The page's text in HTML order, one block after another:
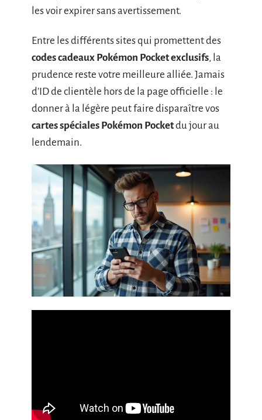
les voir expirer sans avertissement.
Entre les différents sites qui promettent des
codes cadeaux Pokémon Pocket exclusifs, la
prudence reste votre meilleure alliée. Jamais
d’ID de clientèle hors de la page officielle : le
donner à la légère peut faire disparaître vos
cartes spéciales Pokémon Pocketdu jour au
lendemain.